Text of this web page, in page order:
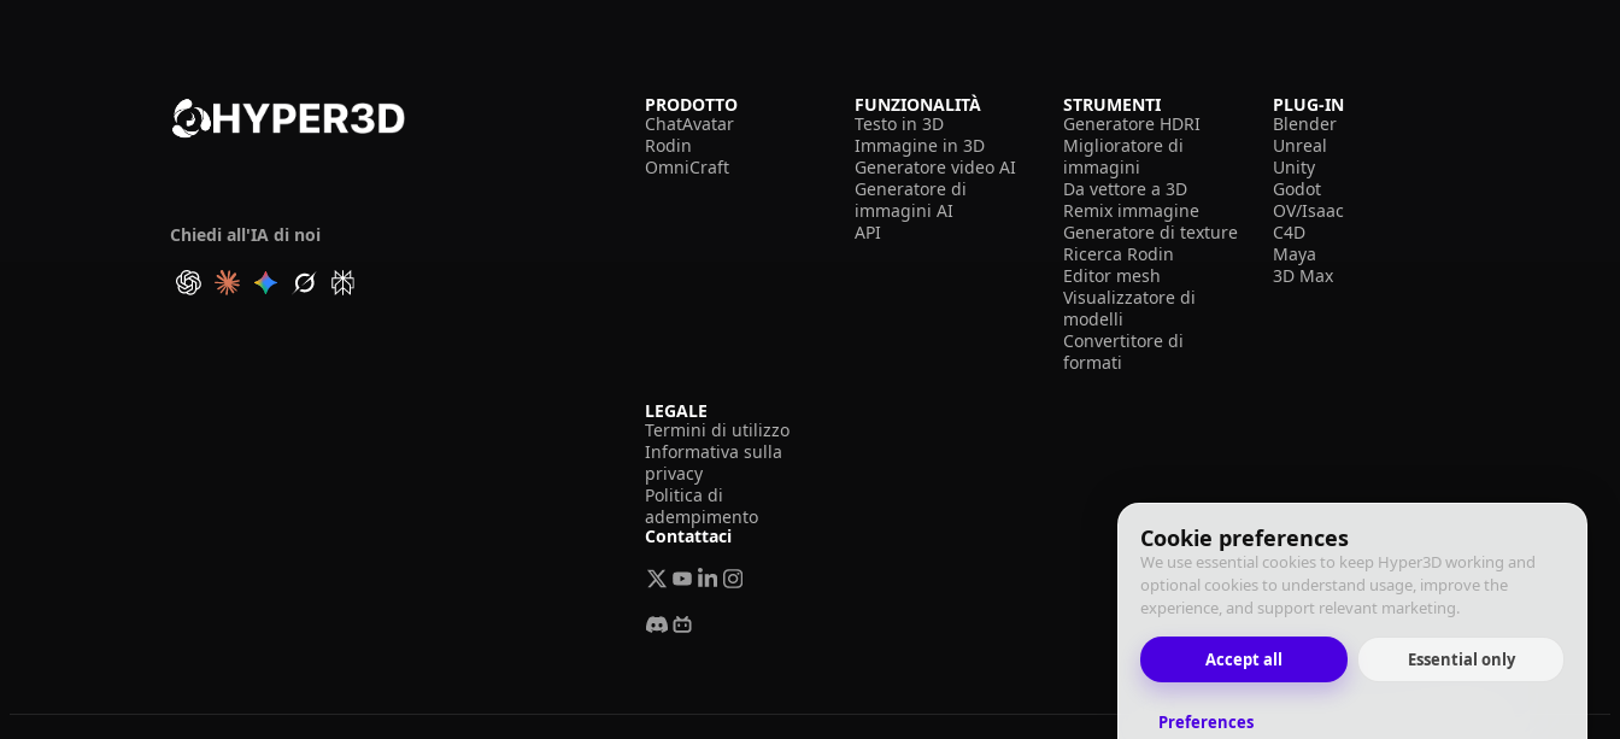
Cookie preferences
We use essential cookies to keep Hyper3D working and
optional cookies to understand usage, improve the
experience, and support relevant marketing.
Accept all Essential only
Preferences
Chiedi all'IA di noi
PRODOTTO
ChatAvatar
Rodin
OmniCraft
FUNZIONALITÀ
Testo in 3D
Immagine in 3D
Generatore video AI
Generatore di
immagini AI
API
STRUMENTI
Generatore HDRI
Miglioratore di
immagini
Da vettore a 3D
Remix immagine
Generatore di texture
Ricerca Rodin
Editor mesh
Visualizzatore di
modelli
Convertitore di
formati
PLUG-IN
Blender
Unreal
Unity
Godot
OV/Isaac
C4D
Maya
3D Max
LEGALE
Termini di utilizzo
Informativa sulla
privacy
Politica di
adempimento
Contattaci